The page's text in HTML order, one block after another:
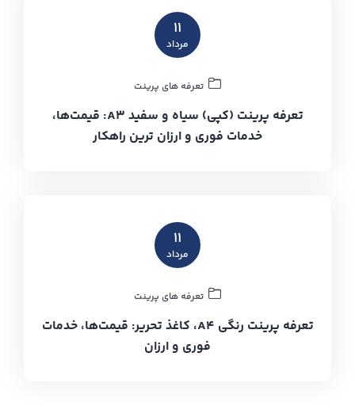
۱۱
مرداد
تعرفه های پرینت
تعرفه پرینت (کپی) سیاه و سفید A3: قیمت‌ها،
خدمات فوری و ارزان ترین راهکار
۱۱
مرداد
تعرفه های پرینت
تعرفه پرینت رنگی A4، کاغذ تحریر: قیمت‌ها، خدمات
فوری و ارزان